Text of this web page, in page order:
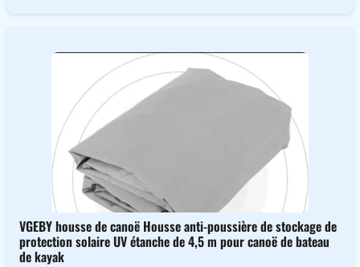
VGEBY housse de canoë Housse anti-poussière de stockage de
protection solaire UV étanche de 4,5 m pour canoë de bateau
de kayak